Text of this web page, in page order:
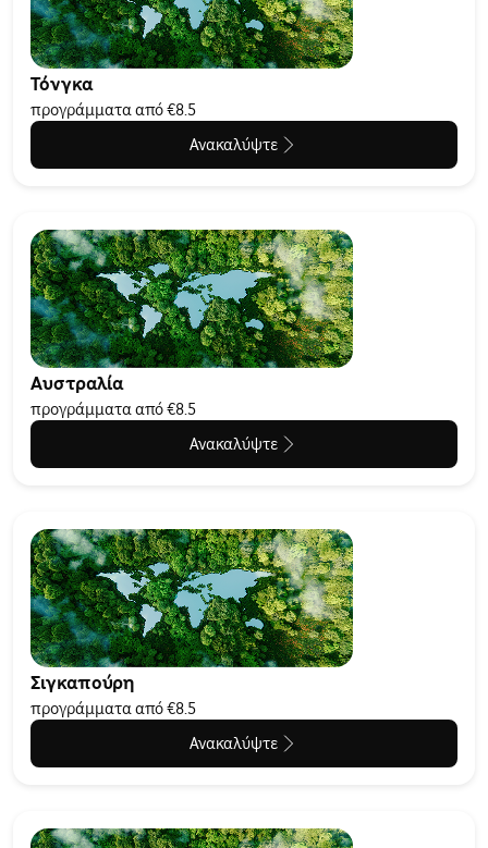
Τόνγκα
προγράμματα από €8.5
Ανακαλύψτε
Αυστραλία
προγράμματα από €8.5
Ανακαλύψτε
Σιγκαπούρη
προγράμματα από €8.5
Ανακαλύψτε